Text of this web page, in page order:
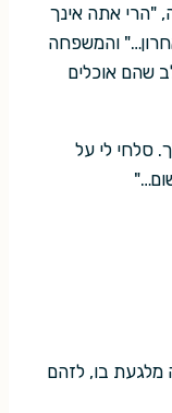
"הרי אתה אינך
והמשפחה
שהם אוכלים
סלחי לי על
מלגעת בו, לזהם